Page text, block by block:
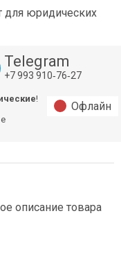
для юридических
Telegram
+7 993 910‑76‑27
!
Офлайн
описание товара